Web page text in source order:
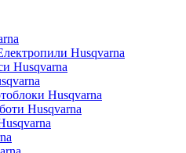
Husqvarna
Husqvarna
Husqvarna
Husqvarna